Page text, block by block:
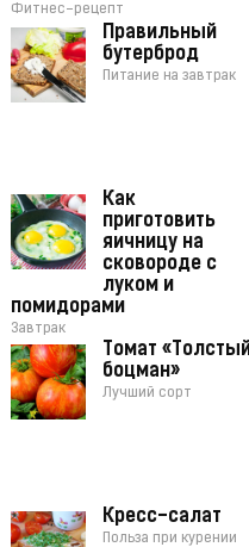
Фитнес-рецепт
Правильный
бутерброд
Питание на завтрак
Как
приготовить
яичницу на
сковороде с
луком и
помидорами
Завтрак
Томат «Толстый
боцман»
Лучший сорт
Кресс-салат
Польза при курении